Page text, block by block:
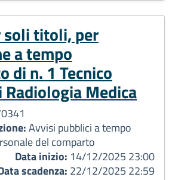
soli titoli, per
a tempo
di n. 1 Tecnico
Medica
Avvisi pubblici a tempo
del comparto
Data inizio: 14/12/2025 23:00
scadenza: 22/12/2025 22:59